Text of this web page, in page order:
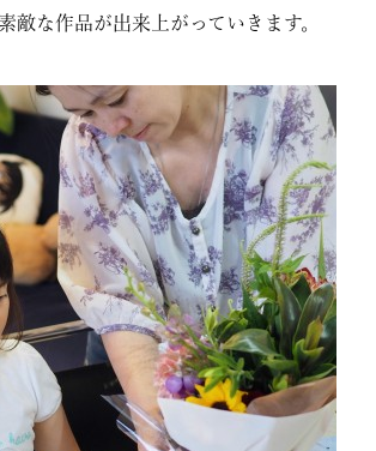
敵な作品が出来上がっていきます。